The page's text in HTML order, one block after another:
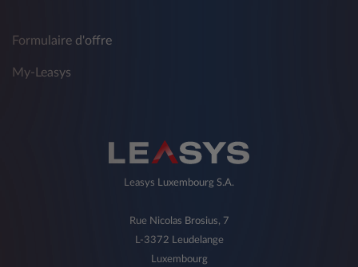
Formulaire d'offre
My-Leasys
Leasys Luxembourg S.A.
Rue Nicolas Brosius, 7
L-3372 Leudelange
Luxembourg